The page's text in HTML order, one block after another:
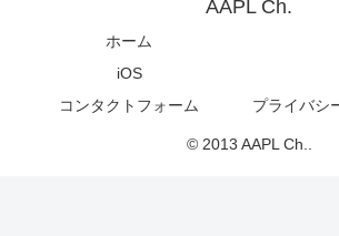
AAPL Ch.
ホーム
iOS
コンタクトフォーム
プライバシ
© 2013 AAPL Ch..